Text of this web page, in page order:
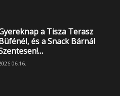
a Tisza Terasz
és a Snack Bárnál